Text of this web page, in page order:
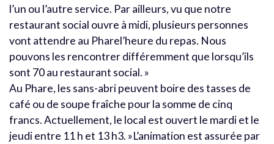
l’un ou l’autre service. Par ailleurs, vu que notre
restaurant social ouvre à midi, plusieurs personnes
vont attendre au Pharel’heure du repas. Nous
pouvons les rencontrer différemment que lorsqu’ils
sont 70 au restaurant social. »
Au Phare, les sans-abri peuvent boire des tasses de
café ou de soupe fraîche pour la somme de cinq
francs. Actuellement, le local est ouvert le mardi et le
jeudi entre 11 h et 13 h3. »L’animation est assurée par